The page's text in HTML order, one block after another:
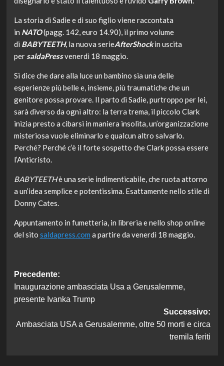
La storia di Sadie e di suo figlio viene raccontata
in NATO(pagg. 142, euro 14.90), il primo volume
di BABYTEETH, la nuova serieAfterShockin uscita
per saldaPressvenerdì 18 maggio.
Si dice che dare alla luce un bambino sia una delle
esperienze più belle e, insieme, più traumatiche che un
genitore possa provare. Il parto di Sadie, purtroppo per lei,
sarà diverso da ogni altro: la terra trema, il piccolo Clark
inizia presto a cibarsi in maniera insolita, un’organizzazione
misteriosa vuole eliminarlo e qualcun altro salvarlo.
Perché? Perché c’è il forte sospetto che Clark possa essere
l’Anticristo.
BABYTEETHè una serie indimenticabile, che ruota attorno
a un’idea semplice e potentissima. Esattamente nello stile di
Donny Cates.
Appuntamento in fumetteria, in libreria e nello shop online
del sito saldapress.com a partire da venerdì 18 maggio.
Navigazione
articolo
Precedente:
Inaugurazione ambasciata Usa a Gerusalemme,
presente Ivanka Trump
Successivo:
Ambasciata USA a Gerusalemme, oltre 50 morti e circa
tremila feriti